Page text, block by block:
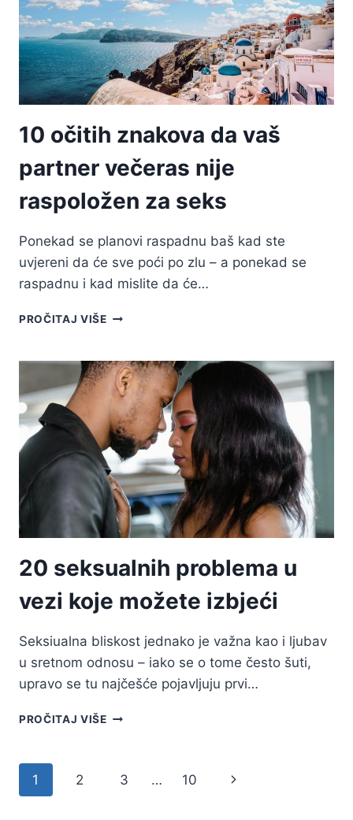
10 očitih znakova da vaš
partner večeras nije
raspoložen za seks
Ponekad se planovi raspadnu baš kad ste
uvjereni da će sve poći po zlu – a ponekad se
raspadnu i kad mislite da će…
PROČITAJ VIŠE10
DA
VAŠ
PARTNER
VEČERAS
NIJE
RASPOLOŽEN
ZA
SEKS
20 seksualnih problema u
vezi koje možete izbjeći
Seksiualna bliskost jednako je važna kao i ljubav
u sretnom odnosu – iako se o tome često šuti,
upravo se tu najčešće pojavljuju prvi…
PROČITAJ VIŠE20
VEZI
Page
1 2 3 … 10
Next